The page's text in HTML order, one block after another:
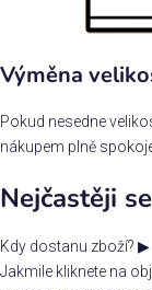
Výměna
Pokud nesedne
nákupem plně
Nejčastěji
Kdy dostanu zboží? ▶
Jakmile kliknete na